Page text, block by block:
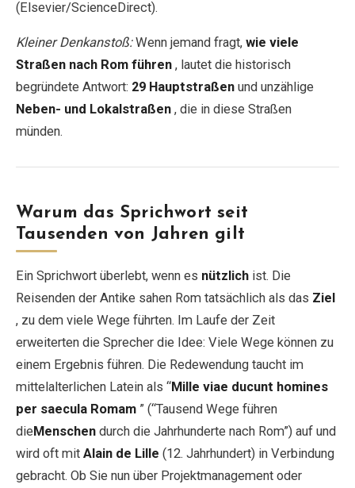
(Elsevier/ScienceDirect).
Kleiner Denkanstoß:Wenn jemand fragt, wie viele
Straßen nach Rom führen , lautet die historisch
begründete Antwort: 29 Hauptstraßen und unzählige
Neben- und Lokalstraßen , die in diese Straßen
münden.
Warum das Sprichwort seit
Tausenden von Jahren gilt
Ein Sprichwort überlebt, wenn es nützlich ist. Die
Reisenden der Antike sahen Rom tatsächlich als das Ziel
, zu dem viele Wege führten. Im Laufe der Zeit
erweiterten die Sprecher die Idee: Viele Wege können zu
einem Ergebnis führen. Die Redewendung taucht im
mittelalterlichen Latein als “Mille viae ducunt homines
per saecula Romam ” (“Tausend Wege führen
dieMenschen durch die Jahrhunderte nach Rom”) auf und
wird oft mit Alain de Lille (12. Jahrhundert) in Verbindung
gebracht. Ob Sie nun über Projektmanagement oder